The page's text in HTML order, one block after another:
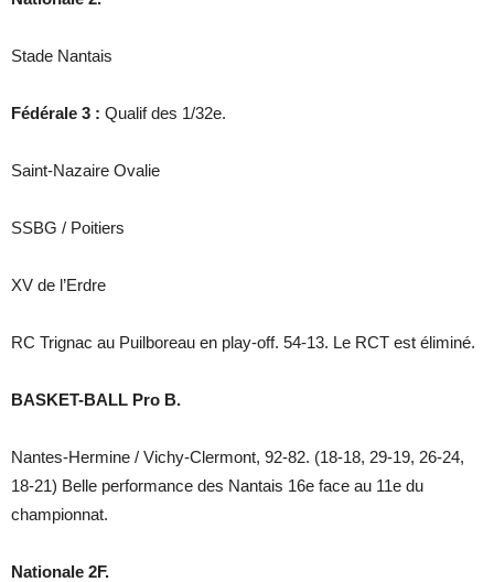
Stade Nantais
Fédérale 3 : Qualif des 1/32e.
Saint-Nazaire Ovalie
SSBG / Poitiers
XV de l’Erdre
RC Trignac au Puilboreau en play-off. 54-13. Le RCT est éliminé.
BASKET-BALL Pro B.
Nantes-Hermine / Vichy-Clermont, 92-82. (18-18, 29-19, 26-24,
18-21) Belle performance des Nantais 16e face au 11e du
championnat.
Nationale 2F.